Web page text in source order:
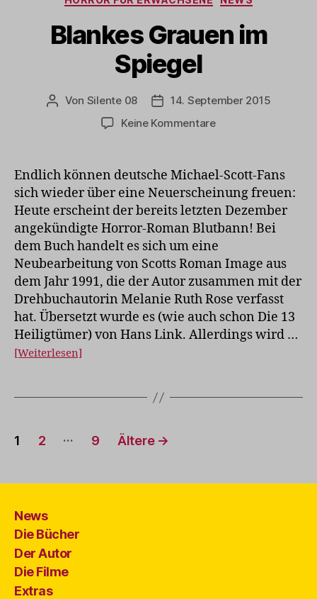
Blankes Grauen im
Spiegel
Beitragsautor
Von Silente 08 Veröffentlichungsdatum
14. September 2015
Keine Kommentarezu
im
Spiegel
Endlich können deutsche Michael-Scott-Fans
sich wieder über eine Neuerscheinung freuen:
Heute erscheint der bereits letzten Dezember
angekündigte Horror-Roman Blutbann! Bei
dem Buch handelt es sich um eine
Neubearbeitung von Scotts Roman Image aus
dem Jahr 1991, die der Autor zusammen mit der
Drehbuchautorin Melanie Ruth Rose verfasst
hat. Übersetzt wurde es (wie auch schon Die 13
Heiligtümer) von Hans Link. Allerdings wird …
[Weiterlesen]
Seitennummerierung
Beiträge
1 2 … 9 Ältere →
News
Die Bücher
Der Autor
Die Filme
Extras